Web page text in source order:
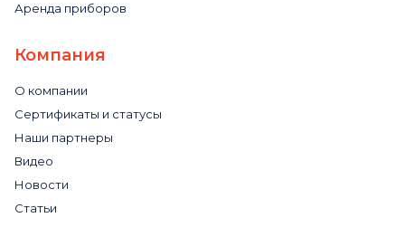
Аренда приборов
Компания
О компании
Сертификаты и статусы
Наши партнеры
Видео
Новости
Статьи